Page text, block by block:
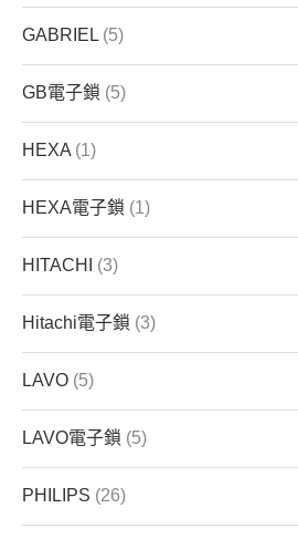
GABRIEL (5)
GB電子鎖 (5)
HEXA (1)
HEXA電子鎖 (1)
HITACHI (3)
Hitachi電子鎖 (3)
LAVO (5)
LAVO電子鎖 (5)
PHILIPS (26)